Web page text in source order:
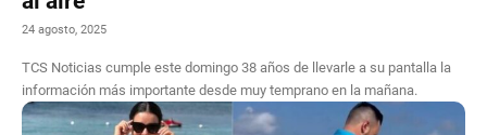
24 agosto, 2025
TCS Noticias cumple este domingo 38 años de llevarle a su pantalla la
información más importante desde muy temprano en la mañana.